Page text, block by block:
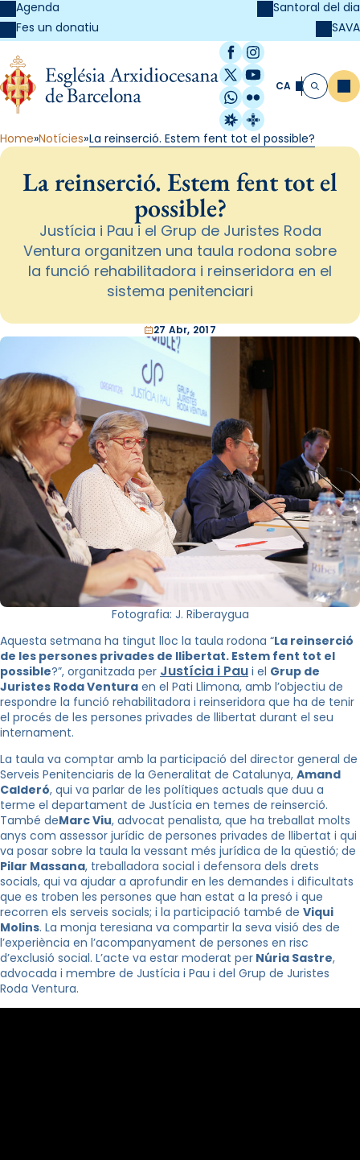
Agenda
Fes un donatiu
Santoral del dia
SAVA
Facebook
Instagram
X / Twitter
YouTube
WhatsApp
Flickr
Radio Estel
Catalunya
CA Cerca
Home Notícies La reinserció. Estem fent tot el possible?
La reinserció. Estem fent tot el
possible?
Justícia i Pau i el Grup de Juristes Roda
Ventura organitzen una taula rodona sobre
la funció rehabilitadora i reinseridora en el
sistema penitenciari
27 Abr, 2017
Fotografia: J. Riberaygua
Aquesta setmana ha tingut lloc la taula rodona “La reinserció
de les persones privades de llibertat. Estem fent tot el
possible?”, organitzada per Justícia i Pau i el Grup de
Juristes Roda Ventura en el Pati Llimona, amb l’objectiu de
respondre la funció rehabilitadora i reinseridora que ha de tenir
el procés de les persones privades de llibertat durant el seu
internament.
La taula va comptar amb la participació del director general de
Serveis Penitenciaris de la Generalitat de Catalunya, Amand
Calderó, qui va parlar de les polítiques actuals que duu a
terme el departament de Justícia en temes de reinserció.
També deMarc Viu, advocat penalista, que ha treballat molts
anys com assessor jurídic de persones privades de llibertat i qui
va posar sobre la taula la vessant més jurídica de la qüestió; de
Pilar Massana, treballadora social i defensora dels drets
socials, qui va ajudar a aprofundir en les demandes i dificultats
que es troben les persones que han estat a la presó i que
recorren els serveis socials; i la participació també de Viqui
Molins. La monja teresiana va compartir la seva visió des de
l’experiència en l’acompanyament de persones en risc
d’exclusió social. L’acte va estar moderat per Núria Sastre,
advocada i membre de Justícia i Pau i del Grup de Juristes
Roda Ventura.